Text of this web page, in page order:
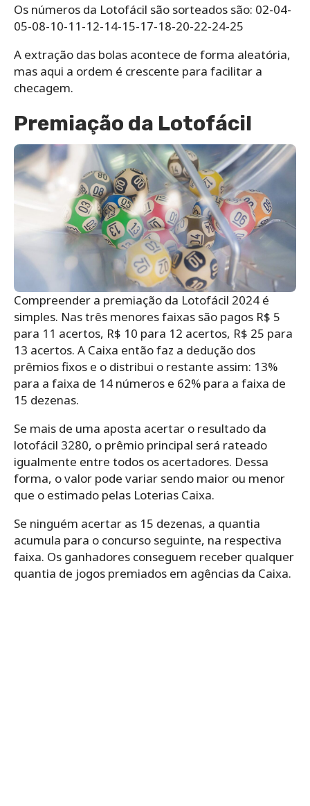
Os números da Lotofácil são sorteados são: 02-04-
05-08-10-11-12-14-15-17-18-20-22-24-25
A extração das bolas acontece de forma aleatória,
mas aqui a ordem é crescente para facilitar a
checagem.
Premiação da Lotofácil
Compreender a premiação da Lotofácil 2024 é
simples. Nas três menores faixas são pagos R$ 5
para 11 acertos, R$ 10 para 12 acertos, R$ 25 para
13 acertos. A Caixa então faz a dedução dos
prêmios fixos e o distribui o restante assim: 13%
para a faixa de 14 números e 62% para a faixa de
15 dezenas.
Se mais de uma aposta acertar o resultado da
lotofácil 3280, o prêmio principal será rateado
igualmente entre todos os acertadores. Dessa
forma, o valor pode variar sendo maior ou menor
que o estimado pelas Loterias Caixa.
Se ninguém acertar as 15 dezenas, a quantia
acumula para o concurso seguinte, na respectiva
faixa. Os ganhadores conseguem receber qualquer
quantia de jogos premiados em agências da Caixa.